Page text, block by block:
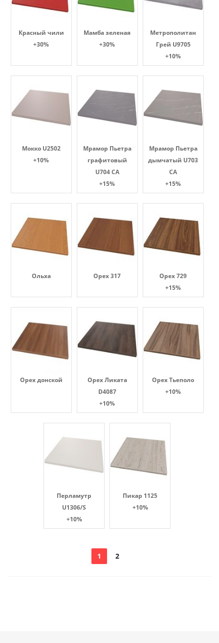
Красный чили
+30%
Мамба зеленая
+30%
Метрополитан
Грей U9705
+10%
Мокко U2502
+10%
Мрамор Пьетра
графитовый
U704 CA
+15%
Мрамор Пьетра
дымчатый U703
CA
+15%
Ольха Орех 317
Орех 729
+15%
Орех донской
Орех Ликата
D4087
+10%
Орех Тьеполо
+10%
Перламутр
U1306/S
+10%
Пикар 1125
+10%
1 2